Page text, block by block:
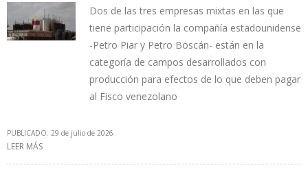
Dos de las tres empresas mixtas en las que
tiene participación la compañía estadounidense
-Petro Piar y Petro Boscán- están en la
categoría de campos desarrollados con
producción para efectos de lo que deben pagar
al Fisco venezolano
PUBLICADO: 29 de julio de 2026
LEER MÁS